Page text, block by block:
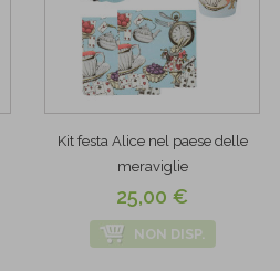
Kit festa Alice nel paese delle
meraviglie
25,00 €
NON DISP.